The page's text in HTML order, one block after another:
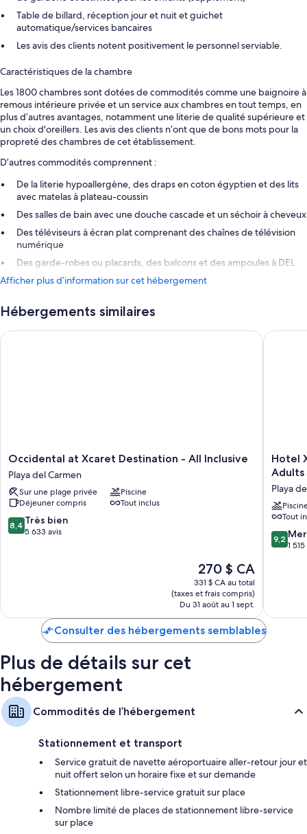
Table de billard, réception jour et nuit et guichet
automatique/services bancaires
Les avis des clients notent positivement le personnel serviable.
Caractéristiques de la chambre
Les 1800 chambres sont dotées de commodités comme une baignoire à
remous intérieure privée et un service aux chambres en tout temps, en
plus d’autres avantages, notamment une literie de qualité supérieure et
un choix d'oreillers. Les avis des clients n’ont que de bons mots pour la
propreté des chambres de cet établissement.
D’autres commodités comprennent :
De la literie hypoallergène, des draps en coton égyptien et des lits
avec matelas à plateau-coussin
Des salles de bain avec une douche cascade et un séchoir à cheveux
Des téléviseurs à écran plat comprenant des chaînes de télévision
numérique
Des garde-robes ou placards, des balcons et des ampoules à DEL
Afficher plus d’information sur cet hébergement
Hébergements similaires
Occidental
at
Xcaret
Destination
-
All
Inclusive
Occidental at Xcaret Destination - All Inclusive
Playa del Carmen
Sur une plage privée
Piscine
Déjeuner compris
Tout inclus
8.4
sur
8,4 Très bien
5 633 avis
Le
prix
est
de
270 $ CA
270 $ CA
331 $ CA au total
(taxes et frais compris)
Du 31 août au 1 sept.
Occidental at Xcaret Destination - All Inclusive
Hotel
Xcaret
-
All
Parks
/
All
All
Hotel
Adults
Playa
Tout
9.2
sur
9,2
1
Hotel
Consulter des hébergements semblables
Plus de détails sur cet
hébergement
Commodités de l’hébergement
Stationnement et transport
Service gratuit de navette aéroportuaire aller-retour jour et
nuit offert selon un horaire fixe et sur demande
Stationnement libre-service gratuit sur place
Nombre limité de places de stationnement libre-service
sur place